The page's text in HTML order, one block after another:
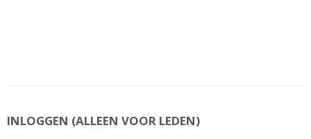
INLOGGEN (ALLEEN VOOR LEDEN)